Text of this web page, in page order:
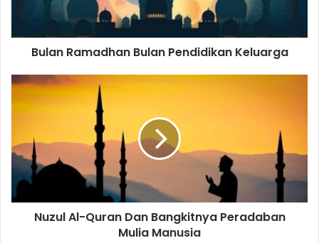
Bulan Ramadhan Bulan Pendidikan Keluarga
Nuzul
Quran
Bangkitnya
Peradaban
Mulia
Manusia
Nuzul Al-Quran Dan Bangkitnya Peradaban
Mulia Manusia